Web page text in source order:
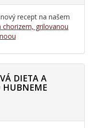
recept na našem
grilovanou
DIETA A
HUBNEME